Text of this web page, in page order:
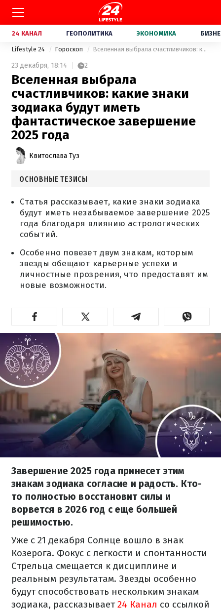
24 КАНАЛ ГЕОПОЛИТИКА ЭКОНОМИКА
Lifestyle 24 Гороскоп Вселенная выбрала счастливчиков: какие знаки зодиака будут иметь фантастическое завершение 2025 года
23 декабря, 18:14 2
Вселенная выбрала
счастливчиков: какие знаки
зодиака будут иметь
фантастическое завершение
2025 года
Квитослава Туз
ОСНОВНЫЕ ТЕЗИСЫ
Статья рассказывает, какие знаки зодиака
будут иметь незабываемое завершение 2025
года благодаря влиянию астрологических
событий.
Особенно повезет двум знакам, которым
звезды обещают карьерные успехи и
личностные прозрения, что предоставят им
новые возможности.
Завершение 2025 года принесет этим
знакам зодиака согласие и радость. Кто-
то полностью восстановит силы и
ворвется в 2026 год с еще большей
решимостью.
Уже с 21 декабря Солнце вошло в знак
Козерога. Фокус с легкости и спонтанности
Стрельца смещается к дисциплине и
реальным результатам. Звезды особенно
будут способствовать нескольким знакам
зодиака, рассказывает24 Канал со ссылкой